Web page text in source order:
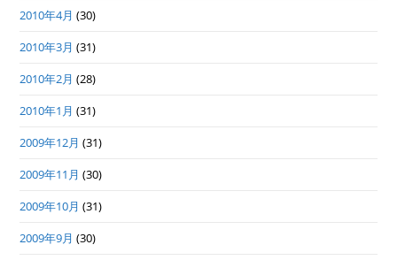
2010年4月 (30)
2010年3月 (31)
2010年2月 (28)
2010年1月 (31)
2009年12月 (31)
2009年11月 (30)
2009年10月 (31)
2009年9月 (30)